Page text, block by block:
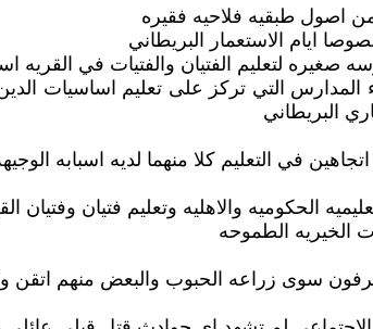
من اصول طبقيه فلاحيه فقيره
ايام الاستعمار البريطاني
لتعليم الفتيان والفتيات في القريه
التي تركز على تعليم اساسيات
البريطاني
في التعليم كلا منهما لديه اسبابه
الحكوميه والاهليه وتعليم فتيان وفتيان
الخيريه الطموحه
يعرفون سوى زراعه الحبوب والبعض منهم اتقن